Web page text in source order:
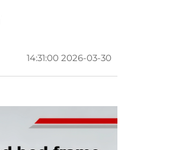
2026-03-30 14:31:00